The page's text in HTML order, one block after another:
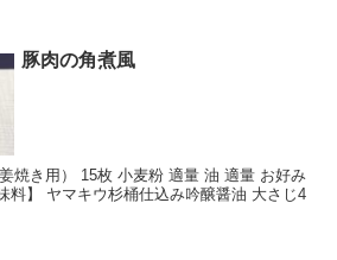
豚肉の角煮風
焼き用） 15枚 小麦粉 適量 油 適量 お好み
料】 ヤマキウ杉桶仕込み吟醸醤油 大さじ4